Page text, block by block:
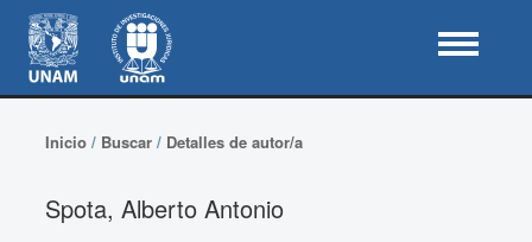
Inicio/ Buscar/ Detalles de autor/a
Spota, Alberto Antonio